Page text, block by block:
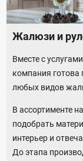
Жалюзи и
Вместе с
компания готова
любых видов
В ассортименте
подобрать
интерьер и
До этапа